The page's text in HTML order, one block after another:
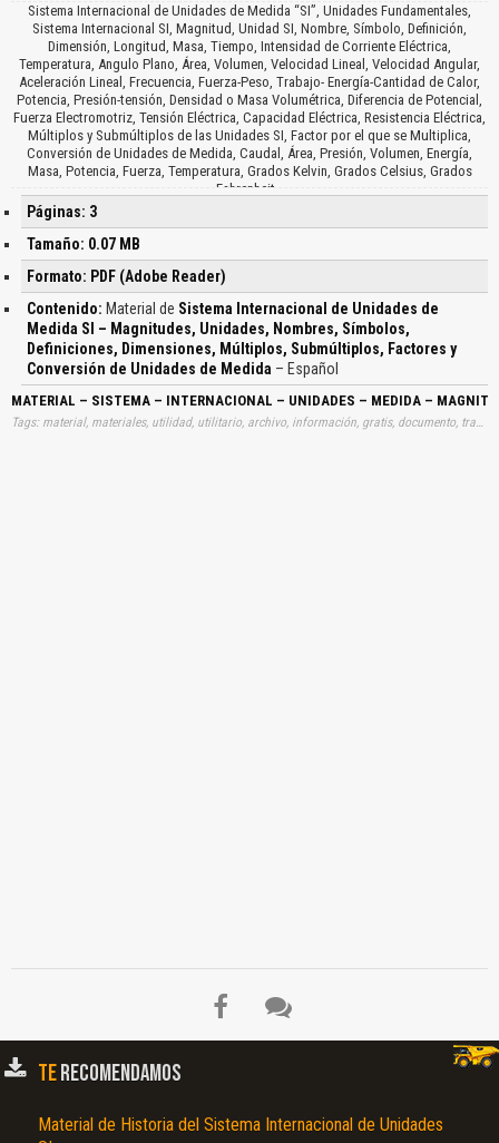
Sistema Internacional de Unidades de Medida “SI”, Unidades Fundamentales,
Sistema Internacional SI, Magnitud, Unidad SI, Nombre, Símbolo, Definición,
Dimensión, Longitud, Masa, Tiempo, Intensidad de Corriente Eléctrica,
Temperatura, Angulo Plano, Área, Volumen, Velocidad Lineal, Velocidad Angular,
Aceleración Lineal, Frecuencia, Fuerza-Peso, Trabajo- Energía-Cantidad de Calor,
Potencia, Presión-tensión, Densidad o Masa Volumétrica, Diferencia de Potencial,
Fuerza Electromotriz, Tensión Eléctrica, Capacidad Eléctrica, Resistencia Eléctrica,
Múltiplos y Submúltiplos de las Unidades SI, Factor por el que se Multiplica,
Conversión de Unidades de Medida, Caudal, Área, Presión, Volumen, Energía,
Masa, Potencia, Fuerza, Temperatura, Grados Kelvin, Grados Celsius, Grados
Fahrenheit…
Páginas: 3
Tamaño: 0.07 MB
Formato: PDF (Adobe Reader)
Contenido: Material de Sistema Internacional de Unidades de
Medida SI – Magnitudes, Unidades, Nombres, Símbolos,
Definiciones, Dimensiones, Múltiplos, Submúltiplos, Factores y
Conversión de Unidades de Medida – Español
MATERIAL – SISTEMA – INTERNACIONAL – UNIDADES – MEDIDA –
TERECOMENDAMOS
Material de Historia del Sistema Internacional de Unidades